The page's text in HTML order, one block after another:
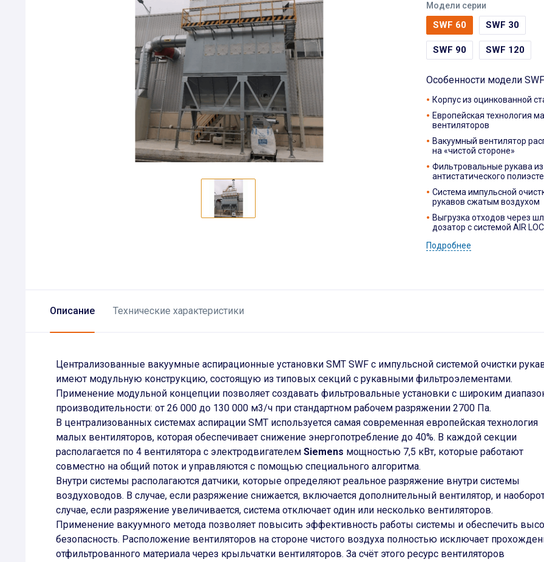
Модели серии
SWF 60 SWF 30
SWF 90 SWF 120
Особенности модели
Корпус из оцинкованной
Европейская технология
вентиляторов
Вакуумный вентилятор
на «чистой стороне»
Фильтровальные рукава из
антистатического
Система импульсной
рукавов сжатым воздухом
Выгрузка отходов через
дозатор с системой AIR
Подробнее
Описание Технические характеристики
Централизованные вакуумные аспирационные установки SMT SWF с импульсной системой очистки
имеют модульную конструкцию, состоящую из типовых секций с рукавными фильтроэлементами.
Применение модульной концепции позволяет создавать фильтровальные установки с широким
производительности: от 26 000 до 130 000 м3/ч при стандартном рабочем разряжении 2700 Па.
В централизованных системах аспирации SMT используется самая современная европейская технология
малых вентиляторов, которая обеспечивает снижение энергопотребление до 40%. В каждой секции
располагается по 4 вентилятора с электродвигателем Siemens мощностью 7,5 кВт, которые работают
совместно на общий поток и управляются с помощью специального алгоритма.
Внутри системы располагаются датчики, которые определяют реальное разряжение внутри системы
воздуховодов. В случае, если разряжение снижается, включается дополнительный вентилятор, и
случае, если разряжение увеличивается, система отключает один или несколько вентиляторов.
Применение вакуумного метода позволяет повысить эффективность работы системы и обеспечить
безопасность. Расположение вентиляторов на стороне чистого воздуха полностью исключает
отфильтрованного материала через крыльчатки вентиляторов. За счёт этого ресурс вентиляторов